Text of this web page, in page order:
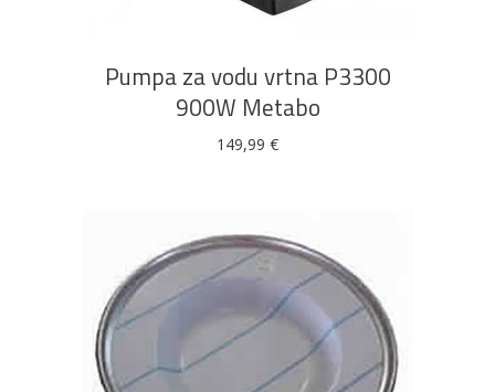
Pumpa za vodu vrtna P3300
900W Metabo
149,99 €